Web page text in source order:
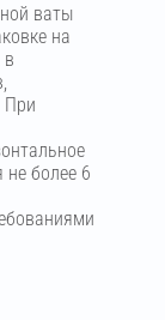
ваты
на
в
При
более 6